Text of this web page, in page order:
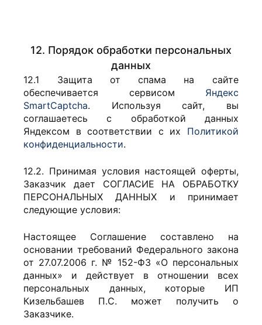
12. Порядок обработки персональных
данных
12.1 Защита от спама на сайте
обеспечивается сервисом Яндекс
SmartCaptcha. Используя сайт, вы
соглашаетесь с обработкой данных
Яндексом в соответствии с их Политикой
конфиденциальности.
12.2. Принимая условия настоящей оферты,
Заказчик дает СОГЛАСИЕ НА ОБРАБОТКУ
ПЕРСОНАЛЬНЫХ ДАННЫХ и принимает
следующие условия:
Настоящее Соглашение составлено на
основании требований Федерального закона
от 27.07.2006 г. № 152-ФЗ «О персональных
данных» и действует в отношении всех
персональных данных, которые ИП
Кизельбашев П.С. может получить о
Заказчике.